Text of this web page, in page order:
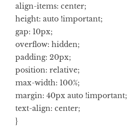
align-items: center;
height: auto !important;
gap: 10px;
overflow: hidden;
padding: 20px;
position: relative;
max-width: 100%;
margin: 40px auto !important;
text-align: center;
}